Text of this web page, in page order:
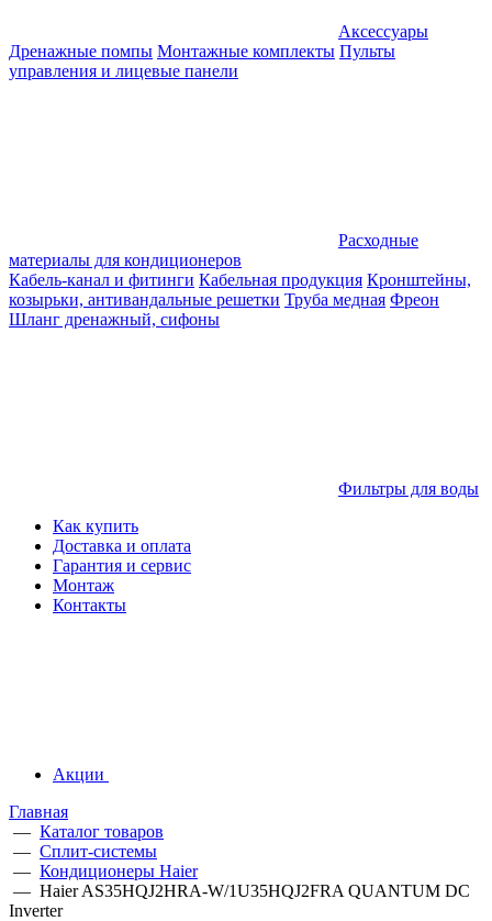
Аксессуары
Дренажные помпы Монтажные комплекты Пульты
управления и лицевые панели
Расходные
материалы для кондиционеров
Кабель-канал и фитинги Кабельная продукция Кронштейны,
козырьки, антивандальные решетки Труба медная Фреон
Шланг дренажный, сифоны
Фильтры для воды
Как купить
Доставка и оплата
Гарантия и сервис
Монтаж
Контакты
Акции
Главная
— Каталог товаров
— Сплит-системы
— Кондиционеры Haier
— Haier AS35HQJ2HRA-W/1U35HQJ2FRA QUANTUM DC
Inverter